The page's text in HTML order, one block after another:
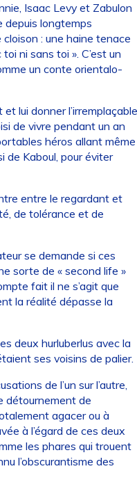
Isaac Levy et Zabulon
depuis longtemps
: une haine tenace
ni sans toi ». C’est un
un conte orientalo-
lui donner l’irremplaçable
de vivre pendant un an
héros allant même
de Kaboul, pour éviter
entre le regardant et
de tolérance et de
se demande si ces
sorte de « second life »
fait il ne s’agit que
la réalité dépasse la
deux hurluberlus avec la
ses voisins de palier.
de l’un sur l’autre,
détournement de
agacer ou à
à l’égard de ces deux
les phares qui trouent
l’obscurantisme des